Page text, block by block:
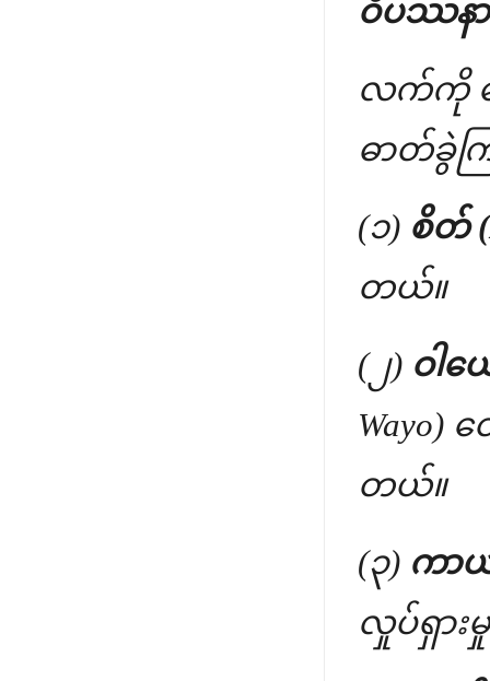
ဝိပဿနာ
လက်ကို မ
ဓာတ်ခွဲ
(၁) စိတ်
တယ်။
(၂) ဝါယ
တယ်။
(၃) ကာယ
လှုပ်ရှာ